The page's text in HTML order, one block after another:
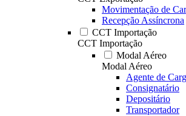
Movimentação de
Recepção Assíncrona
CCT Importação
CCT Importação
Modal Aéreo
Modal Aéreo
Agente de
Consignatário
Depositário
Transportador